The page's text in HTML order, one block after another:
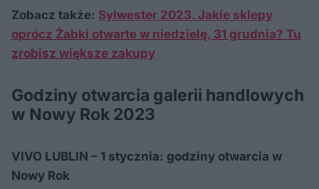
Zobacz także: Sylwester 2023. Jakie sklepy
oprócz Żabki otwarte w niedzielę, 31 grudnia? Tu
zrobisz większe zakupy
Godziny otwarcia galerii handlowych
w Nowy Rok 2023
VIVO LUBLIN – 1 stycznia: godziny otwarcia w
Nowy Rok